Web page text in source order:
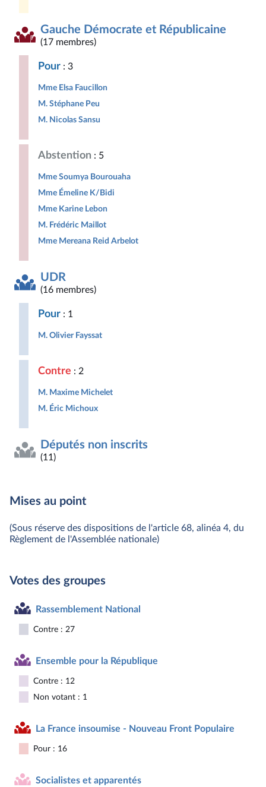
Gauche Démocrate et Républicaine
(17 membres)
Pour : 3
Mme Elsa Faucillon
M. Stéphane Peu
M. Nicolas Sansu
Abstention : 5
Mme Soumya Bourouaha
Mme Émeline K/Bidi
Mme Karine Lebon
M. Frédéric Maillot
Mme Mereana Reid Arbelot
UDR
(16 membres)
Pour : 1
M. Olivier Fayssat
Contre : 2
M. Maxime Michelet
M. Éric Michoux
Députés non inscrits
(11)
Mises au point
(Sous réserve des dispositions de l'article 68, alinéa 4, du
Règlement de l'Assemblée nationale)
Votes des groupes
Rassemblement National
Contre : 27
Ensemble pour la République
Contre : 12
Non votant : 1
La France insoumise - Nouveau Front Populaire
Pour : 16
Socialistes et apparentés